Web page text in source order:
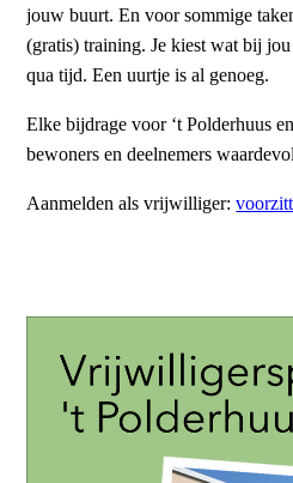
jouw buurt. En voor sommige
(gratis) training. Je kiest wat bij
qua tijd. Een uurtje is al genoeg.
Elke bijdrage voor ‘t Polderhuus
bewoners en deelnemers
Aanmelden als vrijwilliger: